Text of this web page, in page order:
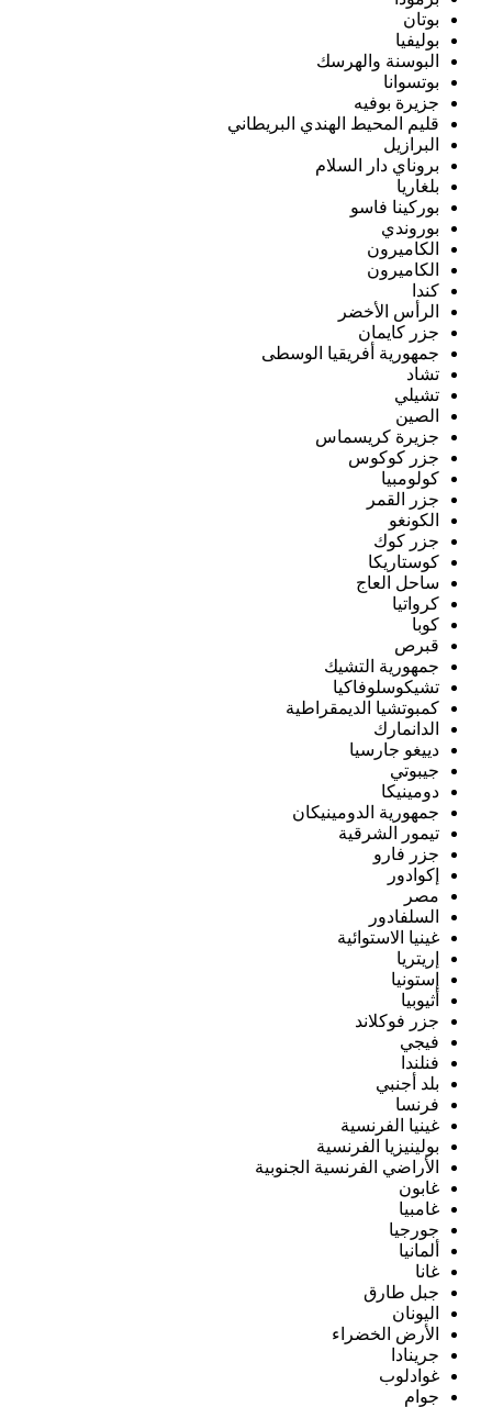
بوتان
بوليفيا
البوسنة والهرسك
بوتسوانا
جزيرة بوفيه
قليم المحيط الهندي البريطاني
البرازيل
بروناي دار السلام
بلغاريا
بوركينا فاسو
بوروندي
الكاميرون
الكاميرون
كندا
الرأس الأخضر
جزر كايمان
جمهورية أفريقيا الوسطى
تشاد
تشيلي
الصين
جزيرة كريسماس
جزر كوكوس
كولومبيا
جزر القمر
الكونغو
جزر كوك
كوستاريكا
ساحل العاج
كرواتيا
كوبا
قبرص
جمهورية التشيك
تشيكوسلوفاكيا
كمبوتشيا الديمقراطية
الدانمارك
دييغو جارسيا
جيبوتي
دومينيكا
جمهورية الدومينيكان
تيمور الشرقية
جزر فارو
إكوادور
مصر
السلفادور
غينيا الاستوائية
إريتريا
إستونيا
أثيوبيا
جزر فوكلاند
فيجي
فنلندا
بلد أجنبي
فرنسا
غينيا الفرنسية
بولينيزيا الفرنسية
الأراضي الفرنسية الجنوبية
غابون
غامبيا
جورجيا
ألمانيا
غانا
جبل طارق
اليونان
الأرض الخضراء
جرينادا
غوادلوب
جوام